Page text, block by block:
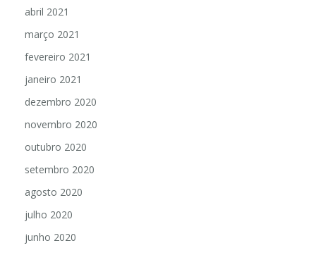
abril 2021
março 2021
fevereiro 2021
janeiro 2021
dezembro 2020
novembro 2020
outubro 2020
setembro 2020
agosto 2020
julho 2020
junho 2020